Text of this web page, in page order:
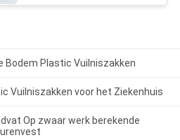
Bodem Plastic Vuilniszakken
Vuilniszakken voor het Ziekenhuis
Op zwaar werk berekende